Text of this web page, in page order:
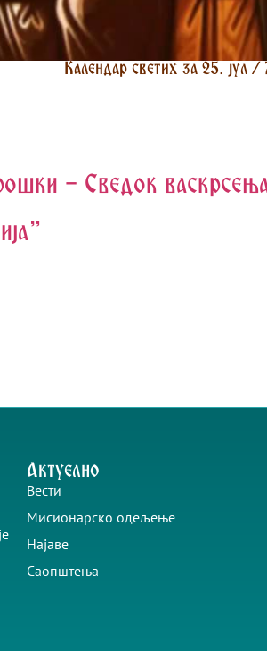
Календар светих за 25. јул /
- Сведок
Актуелно
Вести
Мисионарско одељење
Најаве
Саопштења